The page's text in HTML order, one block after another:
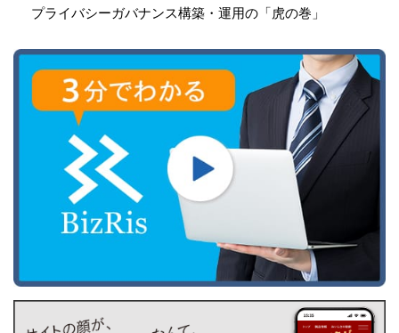
プライバシーガバナンス構築・運用の「虎の巻」